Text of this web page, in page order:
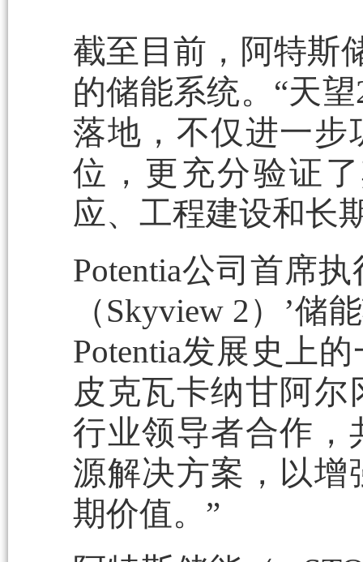
截至目前，阿特斯
的储能系统。“天
落地，不仅进一步
位，更充分验证
应、工程建设和长
Potentia公司首席执
（Skyview 2）’
Potentia发展史上
皮克瓦卡纳甘阿
行业领导者合作，
源解决方案，以增
期价值。”